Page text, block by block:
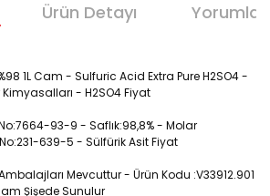
Ürün Detayı Yorumlar
1L Cam - Sulfuric Acid Extra Pure H2SO4 -
- H2SO4 Fiyat
93-9 - Saflık:98,8% - Molar
639-5 - Sülfürik Asit Fiyat
Mevcuttur - Ürün Kodu :V33912.901
Şişede Sunulur